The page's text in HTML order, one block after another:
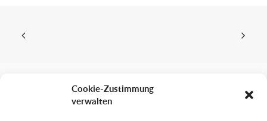
Cookie-Zustimmung
verwalten